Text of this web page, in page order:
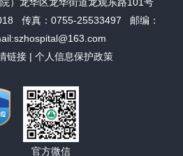
传真：0755-25533497 邮编：
链接 | 个人信息保护政策
官方微信